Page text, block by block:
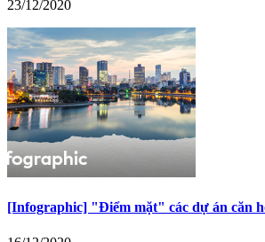
23/12/2020
[Infographic] "Điểm mặt" các dự án căn